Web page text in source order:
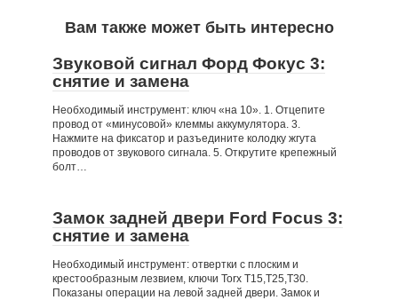
Вам также может быть интересно
Звуковой сигнал Форд Фокус 3:
снятие и замена
Необходимый инструмент: ключ «на 10». 1. Отцепите
провод от «минусовой» клеммы аккумулятора. 3.
Нажмите на фиксатор и разъедините колодку жгута
проводов от звукового сигнала. 5. Открутите крепежный
болт…
Замок задней двери Ford Focus 3:
снятие и замена
Необходимый инструмент: отвертки с плоским и
крестообразным лезвием, ключи Torx Т15,Т25,Т30.
Показаны операции на левой задней двери. Замок и